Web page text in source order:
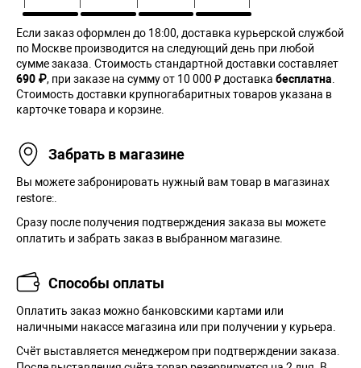
Если заказ оформлен до 18:00, доставка курьерской службой
по Москве производится на следующий день при любой
сумме заказа. Cтоимость стандартной доставки составляет
690 ₽, при заказе на сумму от 10 000 ₽ доставка бесплатна
Стоимость доставки крупногабаритных товаров указана в
карточке товара и корзине.
Забрать в магазине
Вы можете забронировать нужный вам товар в магазинах
restore:.
Сразу после получения подтверждения заказа вы можете
оплатить и забрать заказ в выбранном магазине.
Способы оплаты
Оплатить заказ можно банковскими картами или
наличными накассе магазина или при получении у курьера.
Cчёт выставляется менеджером при подтверждении заказа.